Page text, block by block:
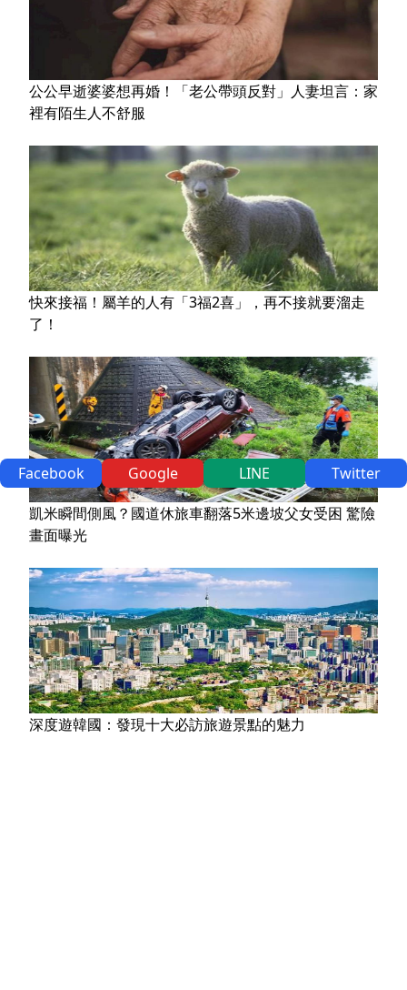
公公早逝婆婆想再婚！「老公帶頭反對」人妻坦言：家
裡有陌生人不舒服
快來接福！屬羊的人有「3福2喜」，再不接就要溜走
了！
凱米瞬間側風？國道休旅車翻落5米邊坡父女受困 驚險
畫面曝光
深度遊韓國：發現十大必訪旅遊景點的魅力
Facebook Google LINE Twitter